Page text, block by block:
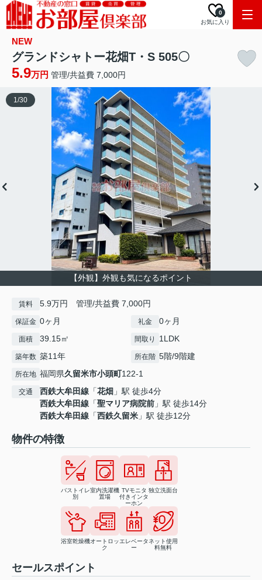
お気に入り
0
NEW
グランドシャトー花畑T・S 505〇
5.9万円 管理/共益費 7,000円
【外観】外観も気になるポイント
1/30
賃料 5.9万円 管理/共益費 7,000円
保証金 0ヶ月 礼金 0ヶ月
面積 39.15㎡ 間取り 1LDK
築年数 築11年 所在階 5階/9階建
所在地 福岡県久留米市小頭町122-1
交通 西鉄大牟田線 「花畑 」駅 徒歩4分
西鉄大牟田線 「聖マリア病院前 」駅 徒歩14分
西鉄大牟田線 「西鉄久留米 」駅 徒歩12分
物件の特徴
バストイレ
別
室内洗濯機
置場
TVモニタ
付きインタ
ーホン
独立洗面台
浴室乾燥機オートロッ
ク
エレベータ
ー
ネット使用
料無料
セールスポイント